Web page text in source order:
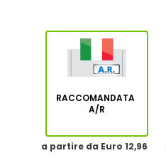
RACCOMANDATA
A/R
a partire da Euro 12,96